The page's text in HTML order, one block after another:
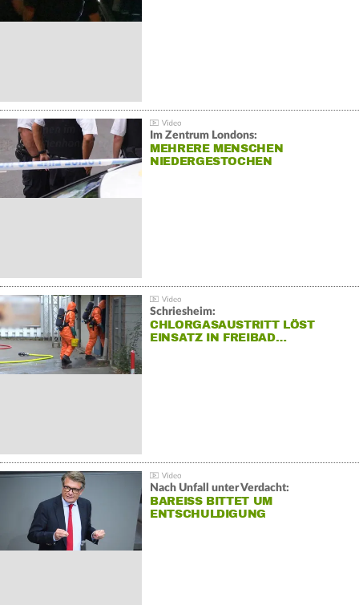
Im Zentrum Londons:
MEHRERE MENSCHEN
NIEDERGESTOCHEN
Schriesheim:
CHLORGASAUSTRITT LÖST
EINSATZ IN FREIBAD…
Nach Unfall unter Verdacht:
BAREISS BITTET UM E
NTSCHULDIGUNG